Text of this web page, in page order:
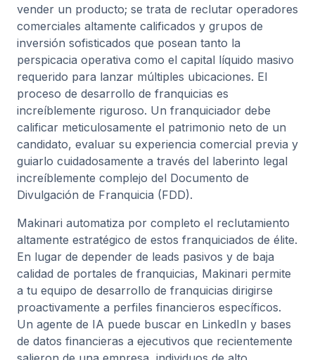
vender un producto; se trata de reclutar operadores
comerciales altamente calificados y grupos de
inversión sofisticados que posean tanto la
perspicacia operativa como el capital líquido masivo
requerido para lanzar múltiples ubicaciones. El
proceso de desarrollo de franquicias es
increíblemente riguroso. Un franquiciador debe
calificar meticulosamente el patrimonio neto de un
candidato, evaluar su experiencia comercial previa y
guiarlo cuidadosamente a través del laberinto legal
increíblemente complejo del Documento de
Divulgación de Franquicia (FDD).
Makinari automatiza por completo el reclutamiento
altamente estratégico de estos franquiciados de élite.
En lugar de depender de leads pasivos y de baja
calidad de portales de franquicias, Makinari permite
a tu equipo de desarrollo de franquicias dirigirse
proactivamente a perfiles financieros específicos.
Un agente de IA puede buscar en LinkedIn y bases
de datos financieras a ejecutivos que recientemente